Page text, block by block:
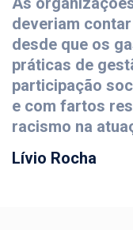
deveriam
desde que os
práticas de
participação
e com fartos
racismo na
Lívio Rocha